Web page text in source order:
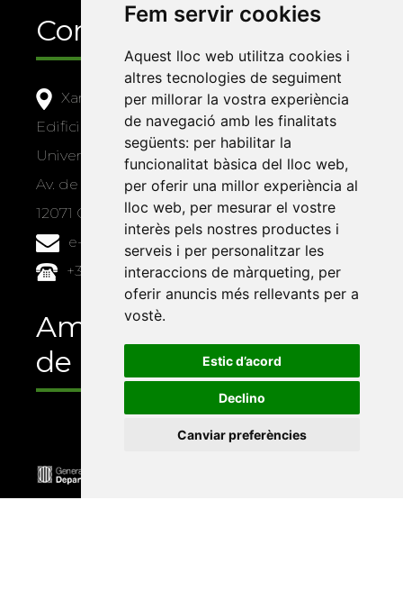
Fem servir cookies
Aquest lloc web utilitza cookies i
altres tecnologies de seguiment
per millorar la vostra experiència
de navegació amb les finalitats
següents: per habilitar la
funcionalitat bàsica del lloc web,
per oferir una millor experiència al
lloc web, per mesurar el vostre
interès pels nostres productes i
serveis i per personalitzar les
interaccions de màrqueting, per
oferir anuncis més rellevants per a
vostè.
Estic d’acord
Declino
Canviar preferències
Contacte
Xarxa Vives d'Universitats
Edifici Àgora
Universitat Jaume I, local 10
Av. de Vicent Sos Baynat, s/n
12071 Castelló de la Plana
e-buc@vives.org
+34 964 72 89 93
Amb el suport
de